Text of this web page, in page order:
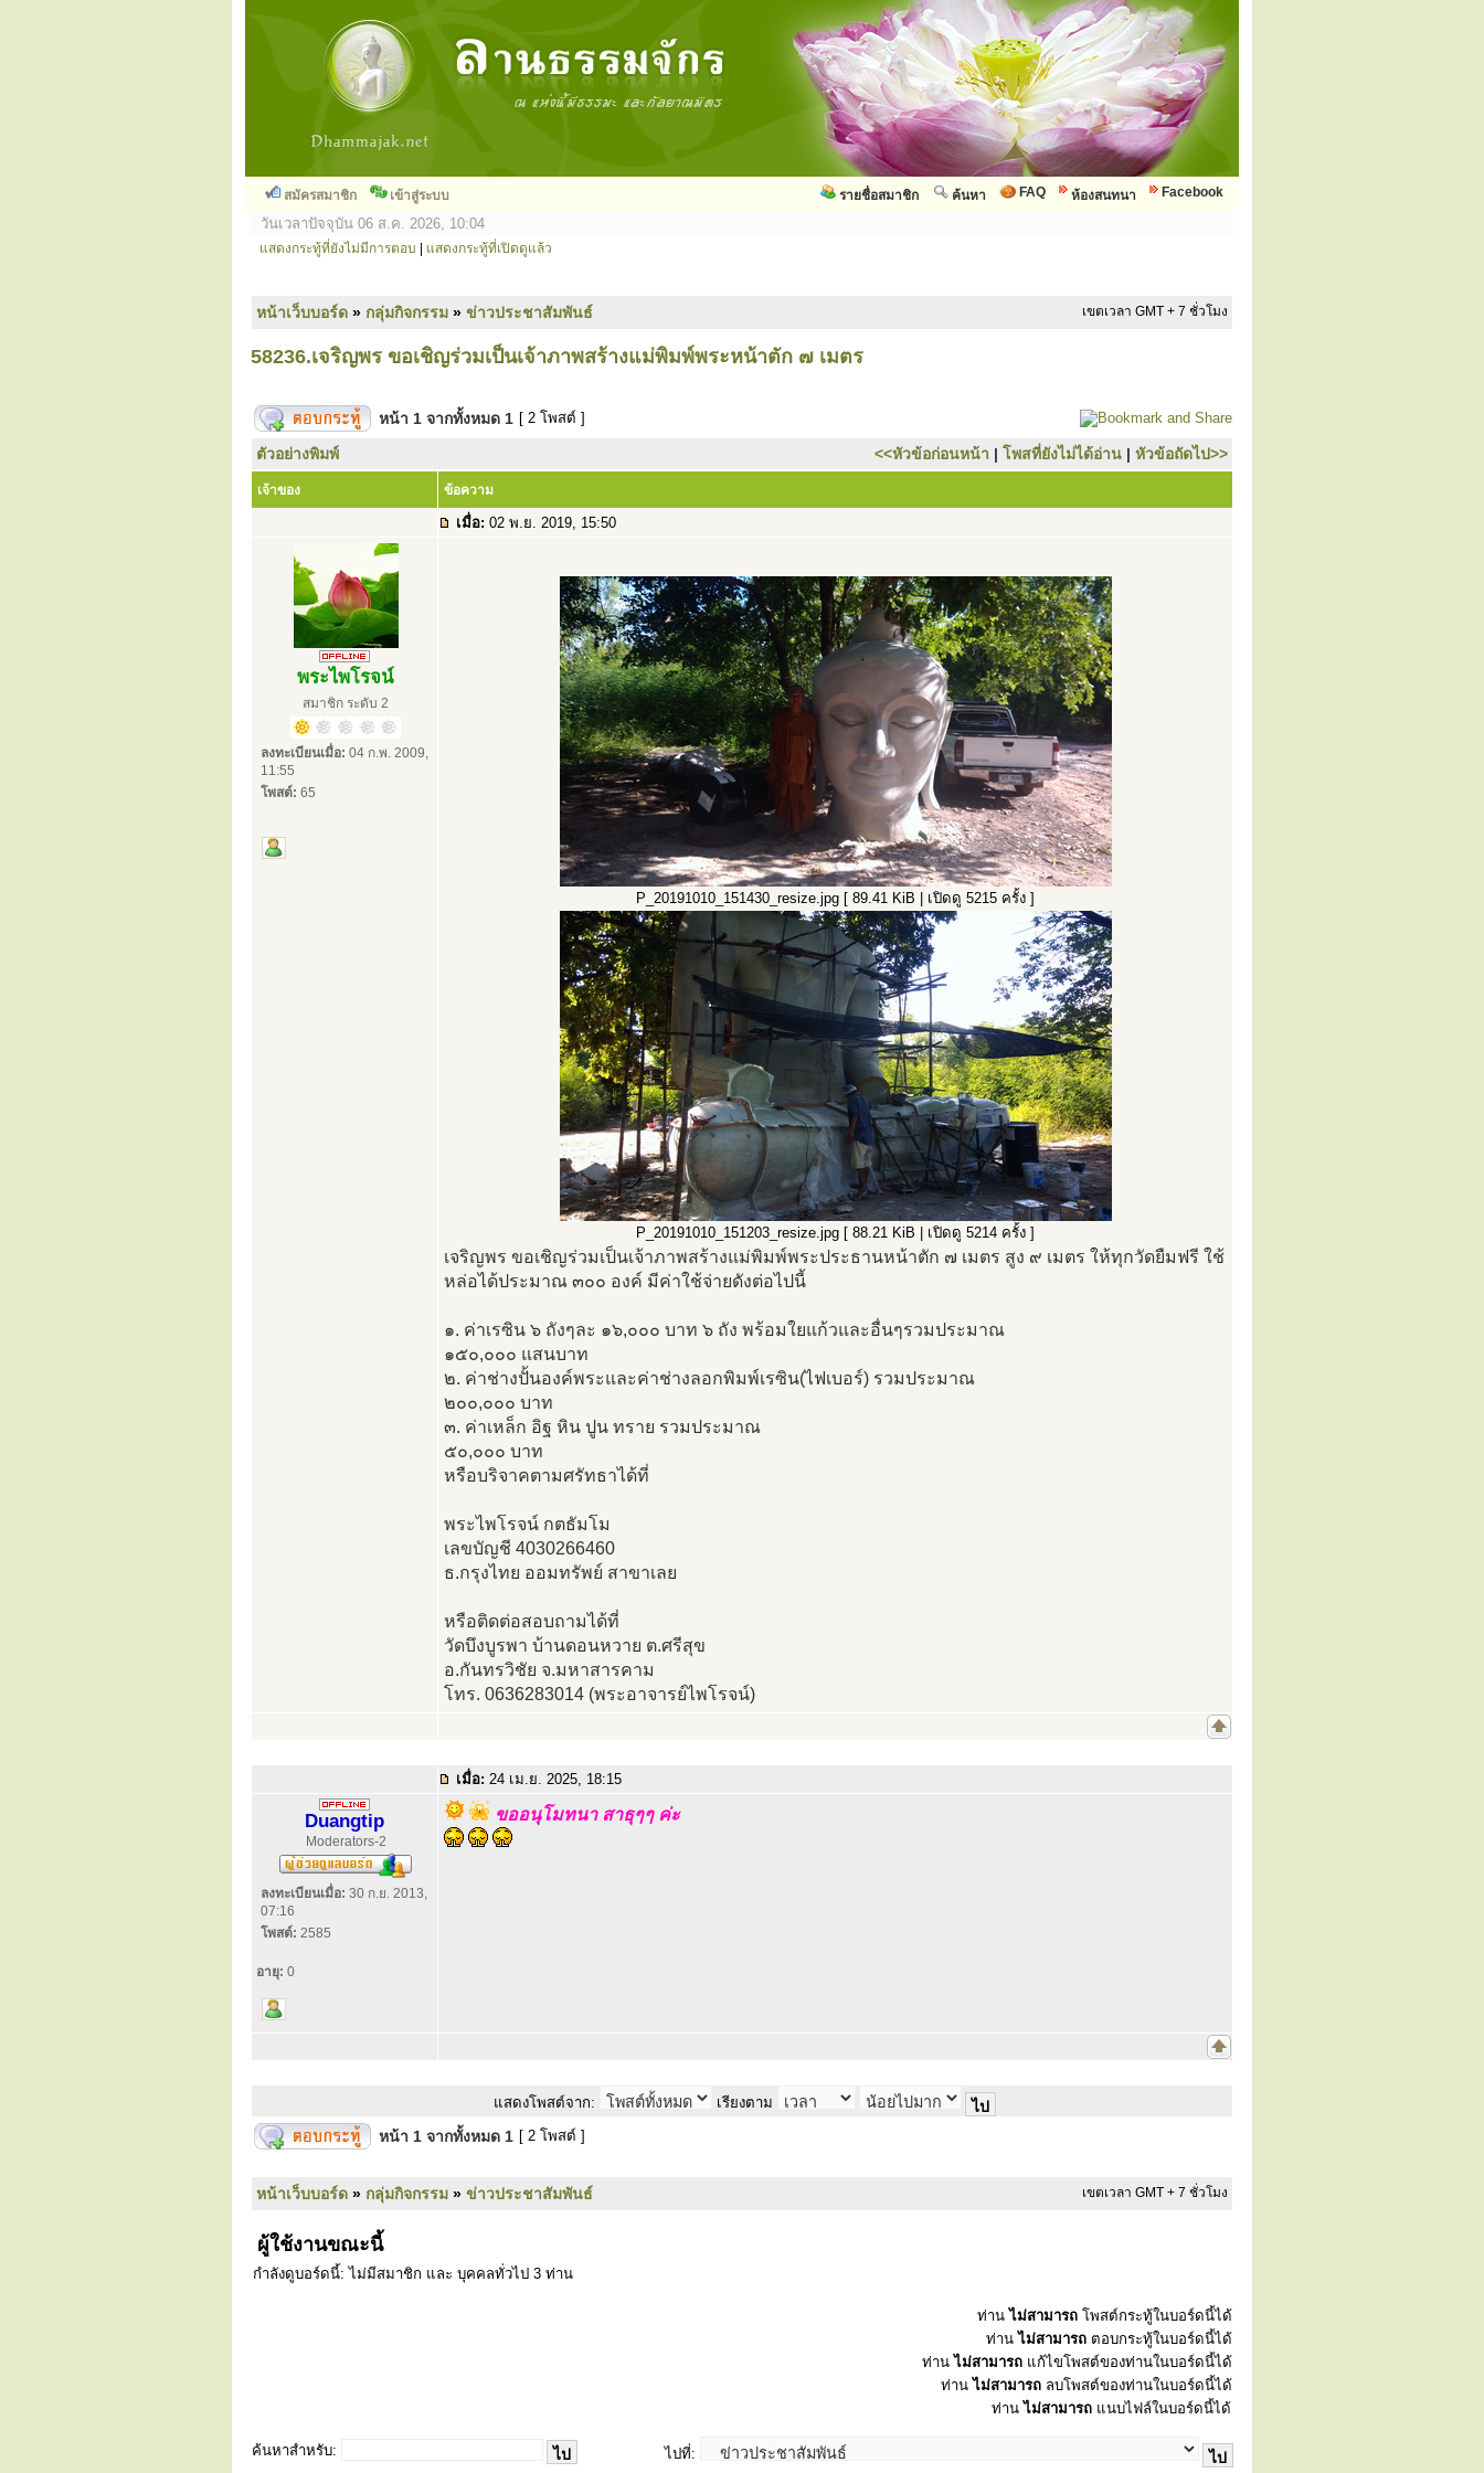
สมัครสมาชิก เข้าสู่ระบบ Facebook
ห้องสนทนา
FAQ
ค้นหา
รายชื่อสมาชิก
วันเวลาปัจจุบัน 06 ส.ค. 2026, 10:04
แสดงกระทู้ที่ยังไม่มีการตอบ แสดงกระทู้ที่เปิดดูแล้ว
หน้าเว็บบอร์ด » กลุ่มกิจกรรม » ข่าวประชาสัมพันธ์ เขตเวลา GMT + 7 ชั่วโมง
58236.เจริญพร ขอเชิญร่วมเป็นเจ้าภาพสร้างแม่พิมพ์พระหน้าตัก ๗ เมตร
หน้า 1 จากทั้งหมด 1 [ 2 โพสต์ ]
ตัวอย่างพิมพ์ <<หัวข้อก่อนหน้า | โพสที่ยังไม่ได้อ่าน | หัวข้อถัดไป>>
เจ้าของ ข้อความ
เมื่อ: 02 พ.ย. 2019, 15:50
พระไพโรจน์
สมาชิก ระดับ 2
ลงทะเบียนเมื่อ: 04 ก.พ. 2009,
11:55
โพสต์: 65
P_20191010_151430_resize.jpg [ 89.41 KiB | เปิดดู 5215 ครั้ง ]
P_20191010_151203_resize.jpg [ 88.21 KiB | เปิดดู 5214 ครั้ง ]
เจริญพร ขอเชิญร่วมเป็นเจ้าภาพสร้างแม่พิมพ์พระประธานหน้าตัก ๗ เมตร สูง ๙ เมตร ให้ทุกวัดยืมฟรี ใช้
หล่อได้ประมาณ ๓๐๐ องค์ มีค่าใช้จ่ายดังต่อไปนี้
๑. ค่าเรซิน ๖ ถังๆละ ๑๖,๐๐๐ บาท ๖ ถัง พร้อมใยแก้วและอื่นๆรวมประมาณ
๑๕๐,๐๐๐ แสนบาท
๒. ค่าช่างปั้นองค์พระและค่าช่างลอกพิมพ์เรซิน(ไฟเบอร์) รวมประมาณ
๒๐๐,๐๐๐ บาท
๓. ค่าเหล็ก อิฐ หิน ปูน ทราย รวมประมาณ
๕๐,๐๐๐ บาท
หรือบริจาคตามศรัทธาได้ที่
พระไพโรจน์ กตธัมโม
เลขบัญชี 4030266460
ธ.กรุงไทย ออมทรัพย์ สาขาเลย
หรือติดต่อสอบถามได้ที่
วัดบึงบูรพา บ้านดอนหวาย ต.ศรีสุข
อ.กันทรวิชัย จ.มหาสารคาม
โทร. 0636283014 (พระอาจารย์ไพโรจน์)
เมื่อ: 24 เม.ย. 2025, 18:15
Duangtip
Moderators-2
ลงทะเบียนเมื่อ: 30 ก.ย. 2013,
07:16
โพสต์: 2585
อายุ: 0
ขออนุโมทนา สาธุๆๆ ค่ะ
แสดงโพสต์จาก: เรียงตาม
หน้า 1 จากทั้งหมด 1 [ 2 โพสต์ ]
หน้าเว็บบอร์ด » กลุ่มกิจกรรม » ข่าวประชาสัมพันธ์ เขตเวลา GMT + 7 ชั่วโมง
ผู้ใช้งานขณะนี้
กำลังดูบอร์ดนี้: ไม่มีสมาชิก และ บุคคลทั่วไป 3 ท่าน
ท่านไม่สามารถ โพสต์กระทู้ในบอร์ดนี้ได้
ท่านไม่สามารถ ตอบกระทู้ในบอร์ดนี้ได้
ท่านไม่สามารถ แก้ไขโพสต์ของท่านในบอร์ดนี้ได้
ท่านไม่สามารถ ลบโพสต์ของท่านในบอร์ดนี้ได้
ท่านไม่สามารถ แนบไฟล์ในบอร์ดนี้ได้
ค้นหาสำหรับ: ไปที่: